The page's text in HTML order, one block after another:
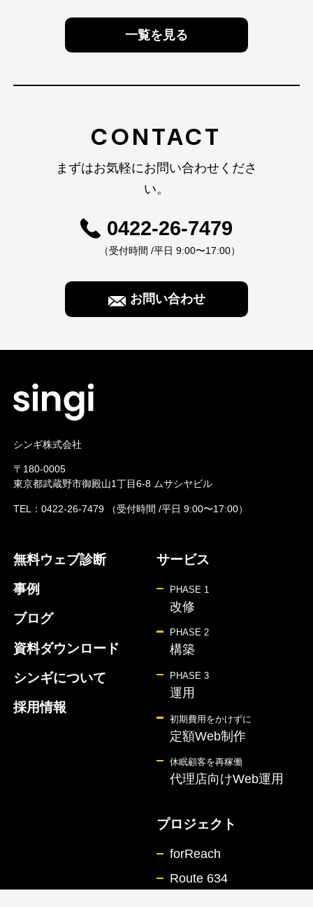
一覧を見る
CONTACT
まずはお気軽にお問い合わせくださ
い。
0422-26-7479
（受付時間 /平日 9:00〜17:00）
お問い合わせ
シンギ株式会社
〒180-0005
東京都武蔵野市御殿山1丁目6-8 ムサシヤビル
TEL：0422-26-7479 （受付時間 /平日 9:00〜17:00）
無料ウェブ診断
事例
ブログ
資料ダウンロード
シンギについて
採用情報
サービス
PHASE 1
改修
PHASE 2
構築
PHASE 3
運用
初期費用をかけずに
定額Web制作
休眠顧客を再稼働
代理店向けWeb運用
プロジェクト
forReach
Route 634